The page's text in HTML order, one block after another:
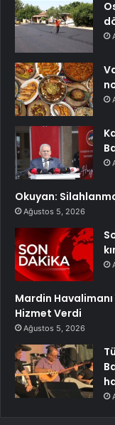
Okuyan:
Ağustos 5, 2026
Mardin Havalimanı
Hizmet Verdi
Ağustos 5, 2026